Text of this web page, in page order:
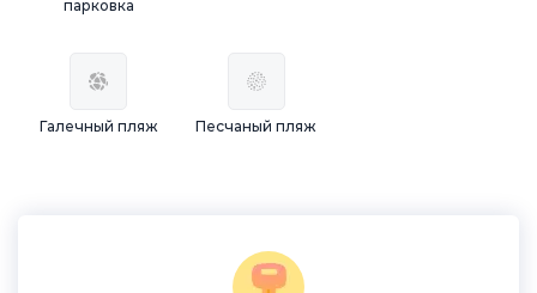
парковка
Галечный пляж Песчаный пляж